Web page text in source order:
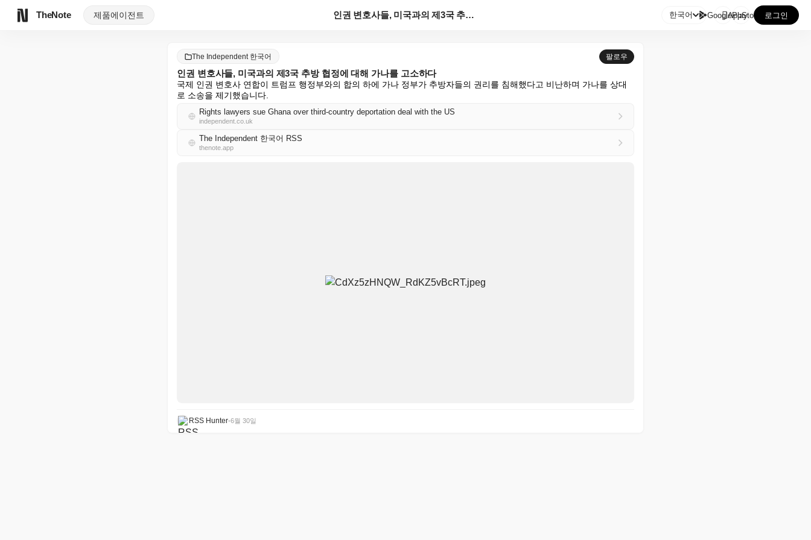
TheNote 제품에이전트 인권 변호사들, 미국과의 제3국 추방 협정에 대해 가나... 한국어 GooglePlay
AppStore 로그인
The Independent 한국어 팔로우
인권 변호사들, 미국과의 제3국 추방 협정에 대해 가나를 고소하다
국제 인권 변호사 연합이 트럼프 행정부와의 합의 하에 가나 정부가 추방자들의 권리를 침해했다고 비난하며 가나를 상대
로 소송을 제기했습니다.
Rights lawyers sue Ghana over third-country deportation deal with the US
independent.co.uk
The Independent 한국어 RSS
thenote.app
RSS Hunter•6월 30일